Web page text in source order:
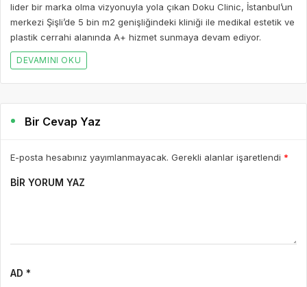
lider bir marka olma vizyonuyla yola çıkan Doku Clinic, İstanbul’un
merkezi Şişli’de 5 bin m2 genişliğindeki kliniği ile medikal estetik ve
plastik cerrahi alanında A+ hizmet sunmaya devam ediyor.
DEVAMINI OKU
Bir Cevap Yaz
E-posta hesabınız yayımlanmayacak. Gerekli alanlar işaretlendi *
BIR YORUM YAZ
AD *